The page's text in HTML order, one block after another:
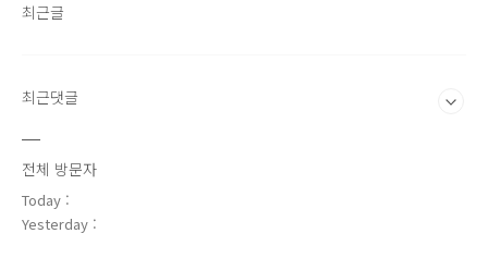
최근글
최근댓글
전체 방문자
Today :
Yesterday :